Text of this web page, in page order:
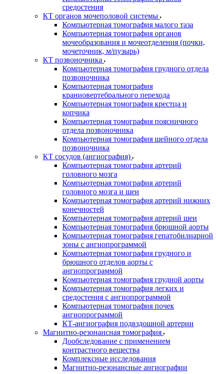
средостения
КТ органов мочеполовой системы
Компьютерная томография малого таза
Компьютерная томография органов
мочеобразования и мочеотделения (почки,
мочеточник, м/пузырь)
КТ позвоночника
Компьютерная томография грудного отдела
позвоночника
Компьютерная томография
краниовертебрального перехода
Компьютерная томография крестца и
копчика
Компьютерная томография поясничного
отдела позвоночника
Компьютерная томография шейного отдела
позвоночника
КТ сосудов (ангиография)
Компьютерная томография артерий
головного мозга
Компьютерная томография артерий
головного мозга и шеи
Компьютерная томография артерий нижних
конечностей
Компьютерная томография артерий шеи
Компьютерная томография брюшной аорты
Компьютерная томография гепатобилиарной
зоны с ангиопрограммой
Компьютерная томография грудного и
брюшного отделов аорты с
ангиопрограммой
Компьютерная томография грудной аорты
Компьютерная томография легких и
средостения с ангиопрограммой
Компьютерная томография почек
ангиопрограммой
КТ-ангиография подвздошной артерии
Магнитно-резонансная томография
Дообследование с применением
контрастного вещества
Комплексные исследования
Магнитно-резонансные ангиографии